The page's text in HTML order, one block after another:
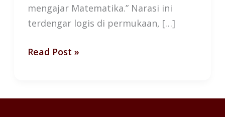
mengajar Matematika.” Narasi ini
terdengar logis di permukaan, […]
Read Post »